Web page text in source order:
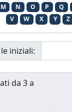
M N O P Q
V
W X Y Z
iniziali:
da 3 a